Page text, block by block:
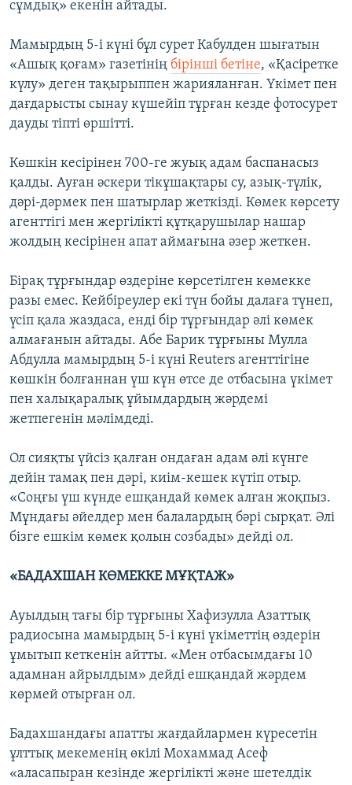
сұмдық» екенін айтады.
Мамырдың 5-і күні бұл сурет Кабулден шығатын
«Ашық қоғам» газетінің бірінші бетіне, «Қасіретке
күлу» деген тақырыппен жарияланған. Үкімет пен
дағдарысты сынау күшейіп тұрған кезде фотосурет
дауды тіпті өршітті.
Көшкін кесірінен 700-ге жуық адам баспанасыз
қалды. Ауған әскери тікұшақтары су, азық-түлік,
дәрі-дәрмек пен шатырлар жеткізді. Көмек көрсету
агенттігі мен жергілікті құтқарушылар нашар
жолдың кесірінен апат аймағына әзер жеткен.
Бірақ тұрғындар өздеріне көрсетілген көмекке
разы емес. Кейбіреулер екі түн бойы далаға түнеп,
үсіп қала жаздаса, енді бір тұрғындар әлі көмек
алмағанын айтады. Абе Барик тұрғыны Мулла
Абдулла мамырдың 5-і күні Reuters агенттігіне
көшкін болғаннан үш күн өтсе де отбасына үкімет
пен халықаралық ұйымдардың жәрдемі
жетпегенін мәлімдеді.
Ол сияқты үйсіз қалған ондаған адам әлі күнге
дейін тамақ пен дәрі, киім-кешек күтіп отыр.
«Соңғы үш күнде ешқандай көмек алған жоқпыз.
Мұндағы әйелдер мен балалардың бәрі сырқат. Әлі
бізге ешкім көмек қолын созбады» дейді ол.
«БАДАХШАН КӨМЕККЕ МҰҚТАЖ»
Ауылдың тағы бір тұрғыны Хафизулла Азаттық
радиосына мамырдың 5-і күні үкіметтің өздерін
ұмытып кеткенін айтты. «Мен отбасымдағы 10
адамнан айрылдым» дейді ешқандай жәрдем
көрмей отырған ол.
Бадахшандағы апатты жағдайлармен күресетін
ұлттық мекеменің өкілі Мохаммад Асеф
«аласапыран кезінде жергілікті және шетелдік